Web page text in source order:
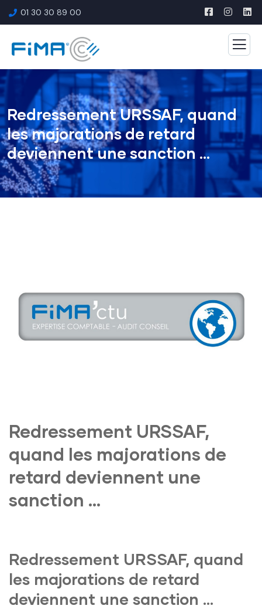
01 30 30 89 00
Redressement URSSAF, quand
les majorations de retard
deviennent une sanction …
Redressement URSSAF,
quand les majorations de
retard deviennent une
sanction …
Redressement URSSAF, quand
les majorations de retard
deviennent une sanction …